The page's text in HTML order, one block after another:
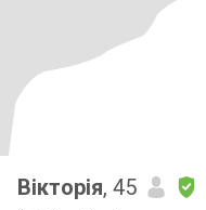
Вікторія, 45